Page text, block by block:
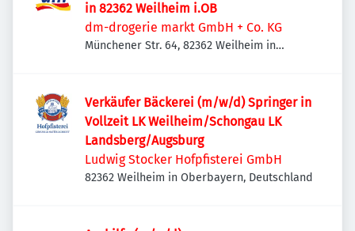
in 82362 Weilheim i.OB
dm-drogerie markt GmbH + Co. KG
Münchener Str. 64, 82362 Weilheim in
Verkäufer Bäckerei (m/w/d) Springer in
Vollzeit LK Weilheim/Schongau LK
Landsberg/Augsburg
Ludwig Stocker Hofpfisterei GmbH
82362 Weilheim in Oberbayern, Deutschland